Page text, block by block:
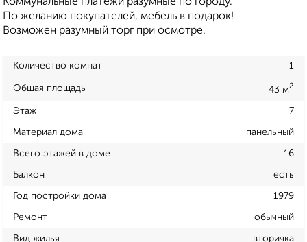
По желанию покупателей, мебель в подарок!
Возможен разумный торг при осмотре.
Количество комнат 1
Общая площадь 43 м2
Этаж 7
Материал дома панельный
Всего этажей в доме 16
Балкон есть
Год постройки дома 1979
Ремонт обычный
Вид жилья вторичка